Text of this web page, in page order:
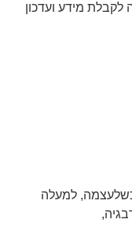
לקבלת מידע ועדכון
למעלה